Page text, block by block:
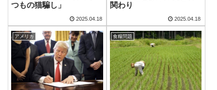
つもの猫騙し」
2025.04.18
関わり
2025.04.18
アメリカ 食糧問題